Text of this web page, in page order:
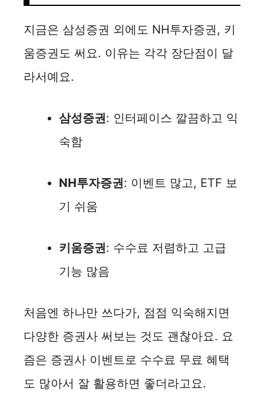
지금은 삼성증권 외에도 NH투자증권, 키
움증권도 써요. 이유는 각각 장단점이 달
라서예요.
삼성증권: 인터페이스 깔끔하고 익
숙함
NH투자증권: 이벤트 많고, ETF 보
기 쉬움
키움증권: 수수료 저렴하고 고급
기능 많음
처음엔 하나만 쓰다가, 점점 익숙해지면
다양한 증권사 써보는 것도 괜찮아요. 요
즘은 증권사 이벤트로 수수료 무료 혜택
도 많아서 잘 활용하면 좋더라고요.